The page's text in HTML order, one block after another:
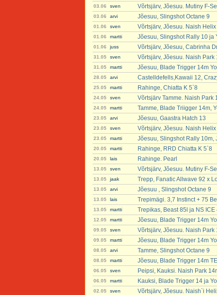
03.06 sven Võrtsjärv, Jõesuu. Mutiny F-
03.06 arvi Jõesuu, Slingshot Octane 9
01.06 sven Võrtsjärv, Jõesuu. Naish
01.06 martti Jõesuu, Slingshot Rally 10 ja
01.06 juss Võrtsjärv, Jõesuu, Cabrinha
31.05 sven Võrtsjärv, Jõesuu. Naish Park
31.05 martti Jõesuu, Blade Trigger 14m
28.05 arvi Castelldefells,Kawaii 12,
25.05 martti Rahinge, Chiatta K 5`8
24.05 sven Võrtsjärv Tamme. Naish Park
24.05 martti Tamme, Blade Triigger 14m,
23.05 arvi Jõesuu, Gaastra Hatch 13
23.05 sven Võrtsjärv, Jõesuu. Naish
23.05 martti Jõesuu, Slingshot Rally 10m,
20.05 martti Rahinge, RRD Chiatta K 5`8
20.05 lais Rahinge. Pearl
13.05 sven Võrtsjärv, Jõesuu. Mutiny F-
13.05 jaak Trepp, Fanatic Allwave 92 x
13.05 arvi Jõesuu , Slingshot Octane 9
13.05 lais Trepimägi. 3,7 Instinct + 75
13.05 martti Trepikas, Beast 85l ja NS ICE
12.05 martti Jõesuu, Blade Trigger 14m
09.05 sven Võrtsjärv, Jõesuu. Naish Park
09.05 martti Jõesuu, Blade Trigger 14m
08.05 arvi Tamme, Slingshot Octane 9
08.05 martti Jõesuu, Blade Trigger 14m
06.05 sven Peipsi, Kauksi. Naish Park
06.05 martti Kauksi, Blade Trigger 14 ja
02.05 sven Võrtsjärv, Jõesuu. Naish`i